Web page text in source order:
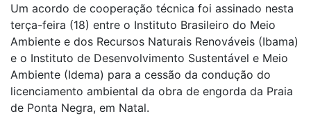
Um acordo de cooperação técnica foi assinado nesta
terça-feira (18) entre o Instituto Brasileiro do Meio
Ambiente e dos Recursos Naturais Renováveis (Ibama)
e o Instituto de Desenvolvimento Sustentável e Meio
Ambiente (Idema) para a cessão da condução do
licenciamento ambiental da obra de engorda da Praia
de Ponta Negra, em Natal.